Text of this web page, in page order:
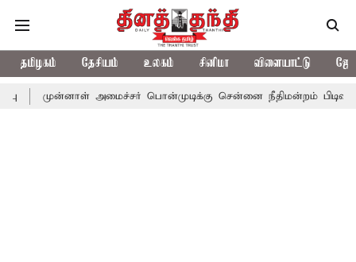
தமிழகம் தேசியம் உலகம் சினிமா விளையாட்டு
அமைச்சர் பொன்முடிக்கு சென்னை நீதிமன்றம் பிடிவாராண்ட்